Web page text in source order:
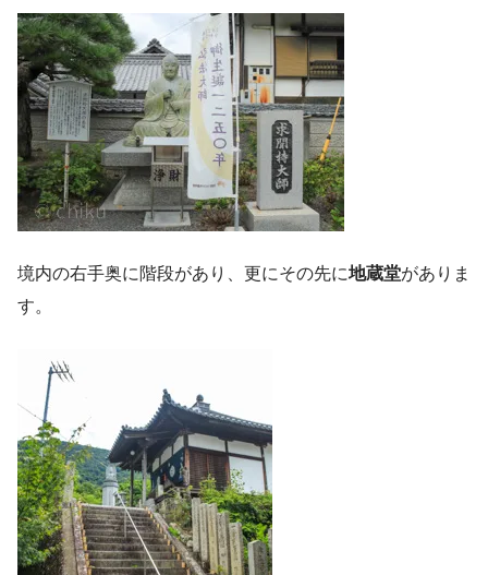
境内の右手奥に階段があり、更にその先に地蔵堂がありま
す。